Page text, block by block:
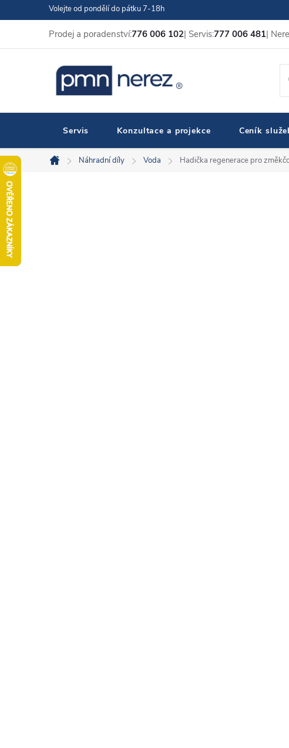
na
Volejte od pondělí do pátku 7-18h
Prodej a poradenství:776 006 102| Servis:777 006 481|
Servis Konzultace a projekce Ceník
Domů
Náhradní díly Voda Hadička regenerace pro